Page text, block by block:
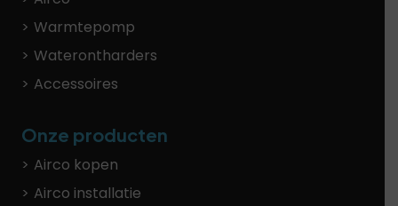
Warmtepomp
Waterontharders
Accessoires
Onze producten
Airco kopen
Airco installatie